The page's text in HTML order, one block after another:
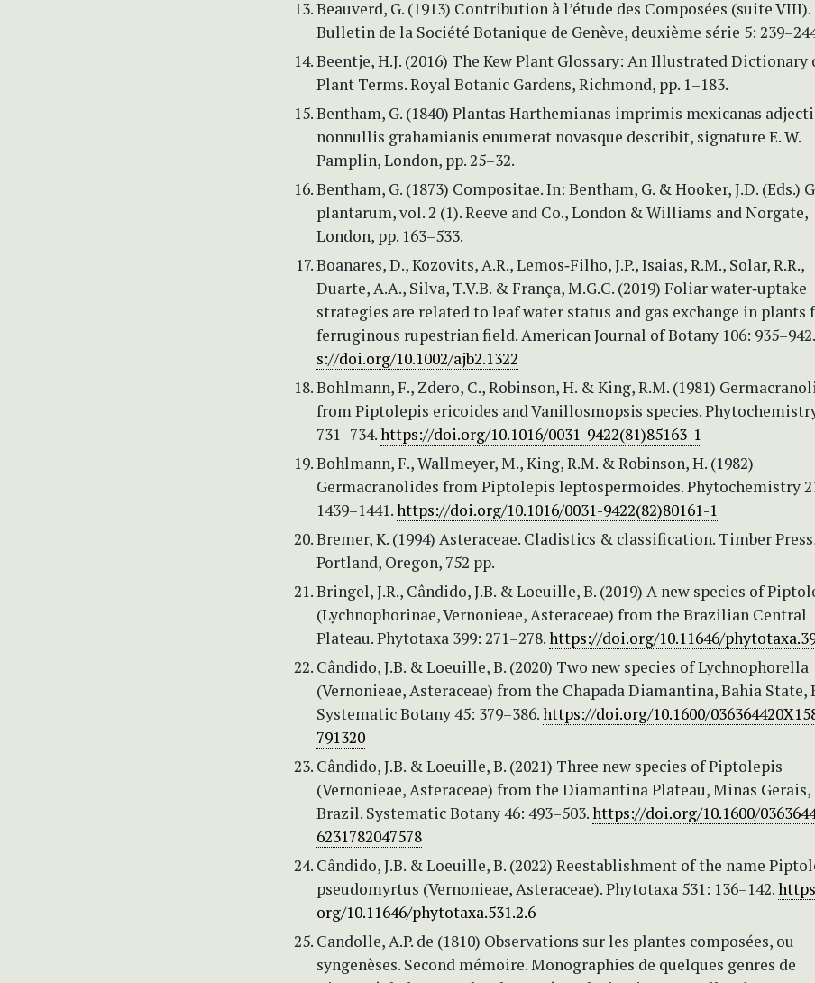
Beauverd, G. (1913) Contribution à l’étude des Composées (suite VIII).
Bulletin de la Société Botanique de Genève, deuxième série 5:
Beentje, H.J. (2016) The Kew Plant Glossary: An Illustrated Dictionary
Plant Terms. Royal Botanic Gardens, Richmond, pp. 1–183.
Bentham, G. (1840) Plantas Harthemianas imprimis mexicanas
nonnullis grahamianis enumerat novasque describit, signature E. W.
Pamplin, London, pp. 25–32.
Bentham, G. (1873) Compositae. In: Bentham, G. & Hooker, J.D. (Eds.)
plantarum, vol. 2 (1). Reeve and Co., London & Williams and Norgate,
London, pp. 163–533.
Boanares, D., Kozovits, A.R., Lemos‐Filho, J.P., Isaias, R.M., Solar, R.R.,
Duarte, A.A., Silva, T.V.B. & França, M.G.C. (2019) Foliar water‐uptake
strategies are related to leaf water status and gas exchange in plants
ferruginous rupestrian field. American Journal of Botany 106: 935–942.
s://doi.org/10.1002/ajb2.1322
Bohlmann, F., Zdero, C., Robinson, H. & King, R.M. (1981)
from Piptolepis ericoides and Vanillosmopsis species.
731–734.https://doi.org/10.1016/0031-9422(81)85163-1
Bohlmann, F., Wallmeyer, M., King, R.M. & Robinson, H. (1982)
Germacranolides from Piptolepis leptospermoides. Phytochemistry
1439–1441.https://doi.org/10.1016/0031-9422(82)80161-1
Bremer, K. (1994) Asteraceae. Cladistics & classification. Timber
Portland, Oregon, 752 pp.
Bringel, J.R., Cândido, J.B. & Loeuille, B. (2019) A new species of
(Lychnophorinae, Vernonieae, Asteraceae) from the Brazilian Central
Plateau. Phytotaxa 399: 271–278.https://doi.org/10.11646/
Cândido, J.B. & Loeuille, B. (2020) Two new species of Lychnophorella
(Vernonieae, Asteraceae) from the Chapada Diamantina, Bahia State,
Systematic Botany 45: 379–386.https://doi.org/10.1600/
791320
Cândido, J.B. & Loeuille, B. (2021) Three new species of Piptolepis
(Vernonieae, Asteraceae) from the Diamantina Plateau, Minas Gerais,
Brazil. Systematic Botany 46: 493–503.https://doi.org/10.1600/
6231782047578
Cândido, J.B. & Loeuille, B. (2022) Reestablishment of the name
pseudomyrtus (Vernonieae, Asteraceae). Phytotaxa 531: 136–142.
org/10.11646/phytotaxa.531.2.6
Candolle, A.P. de (1810) Observations sur les plantes composées, ou
syngenèses. Second mémoire. Monographies de quelques genres de